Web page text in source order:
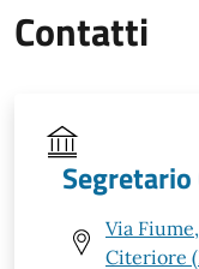
Contatti
Via
Citeriore